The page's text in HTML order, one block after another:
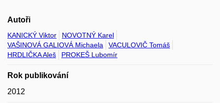
Autoři
KANICKÝ Viktor
NOVOTNÝ Karel
VAŠINOVÁ GALIOVÁ Michaela
VACULOVIČ Tomáš
HRDLIČKA Aleš
PROKEŠ Lubomír
Rok publikování
2012